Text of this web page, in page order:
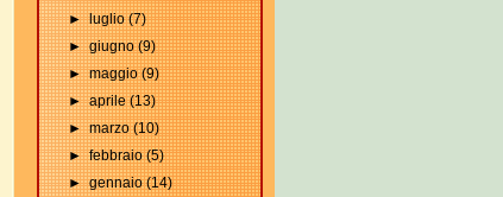
►luglio(7)
►giugno(9)
►maggio(9)
►aprile(13)
►marzo(10)
►febbraio(5)
►gennaio(14)